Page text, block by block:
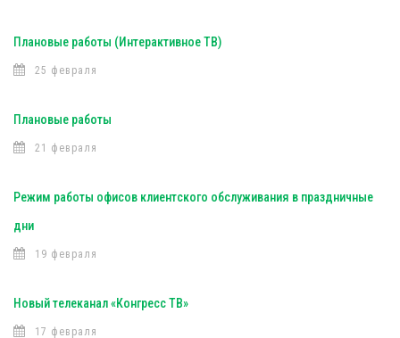
Плановые работы (Интерактивное ТВ)
25 февраля
Плановые работы
21 февраля
Режим работы офисов клиентского обслуживания в праздничные
дни
19 февраля
Новый телеканал «Конгресс ТВ»
17 февраля